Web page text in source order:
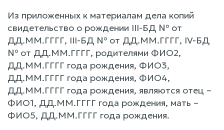
Из приложенных к материалам дела копий
свидетельство о рождении III-БД № от
ДД.ММ.ГГГГ, III-БД № от ДД.ММ.ГГГГ, IV-БД
№ от ДД.ММ.ГГГГ, родителями ФИО2,
ДД.ММ.ГГГГ года рождения, ФИО3,
ДД.ММ.ГГГГ года рождения, ФИО4,
ДД.ММ.ГГГГ года рождения, являются отец –
ФИО1, ДД.ММ.ГГГГ года рождения, мать –
ФИО5, ДД.ММ.ГГГГ года рождения.